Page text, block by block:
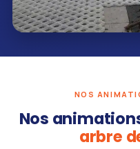
NOS
Nos
arbre